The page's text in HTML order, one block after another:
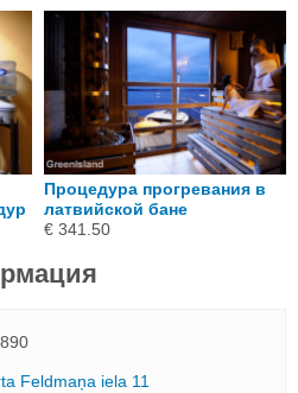
Процедура прогревания в
латвийской бане
€ 341.50
Feldmaņa iela 11